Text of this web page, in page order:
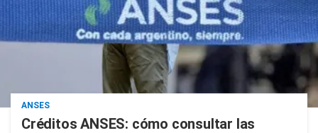
ANSES
Créditos ANSES: cómo consultar las